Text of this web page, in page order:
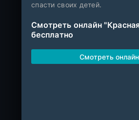
спасти своих детей.
Смотреть онлайн
бесплатно
Смотреть онлайн